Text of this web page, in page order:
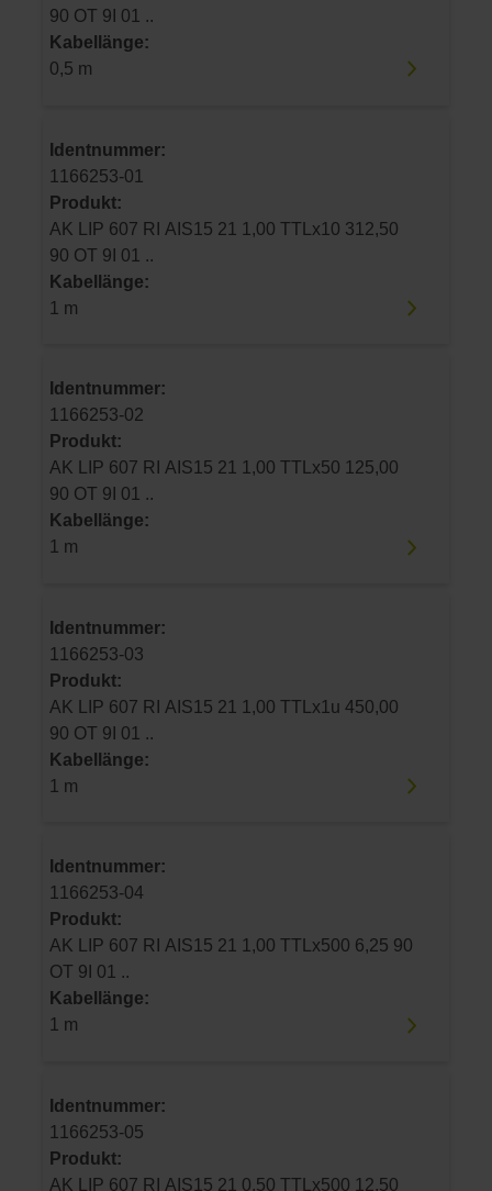
90 OT 9I 01 ..
Kabellänge:
0,5 m
Identnummer:
1166253-01
Produkt:
AK LIP 607 RI AIS15 21 1,00 TTLx10 312,50
90 OT 9I 01 ..
Kabellänge:
1 m
Identnummer:
1166253-02
Produkt:
AK LIP 607 RI AIS15 21 1,00 TTLx50 125,00
90 OT 9I 01 ..
Kabellänge:
1 m
Identnummer:
1166253-03
Produkt:
AK LIP 607 RI AIS15 21 1,00 TTLx1u 450,00
90 OT 9I 01 ..
Kabellänge:
1 m
Identnummer:
1166253-04
Produkt:
AK LIP 607 RI AIS15 21 1,00 TTLx500 6,25 90
OT 9I 01 ..
Kabellänge:
1 m
Identnummer:
1166253-05
Produkt:
AK LIP 607 RI AIS15 21 0,50 TTLx500 12,50